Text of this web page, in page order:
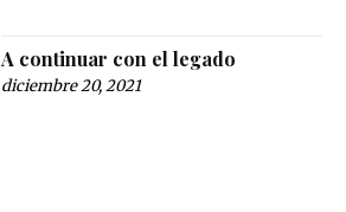
A continuar con el legado
diciembre 20, 2021